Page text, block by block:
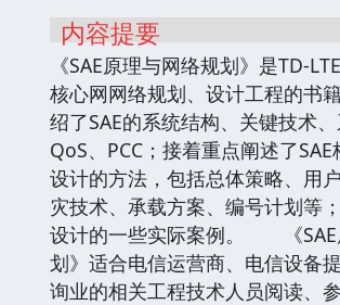
内容提要
《SAE原理与网络规划》是TD-
核心网网络规划、设计工程的书
绍了SAE的系统结构、关键技术、
QoS、PCC；接着重点阐述了
设计的方法，包括总体策略、用
灾技术、承载方案、编号计划等
设计的一些实际案例。 《SAE
划》适合电信运营商、电信设备
询业的相关工程技术人员阅读、参